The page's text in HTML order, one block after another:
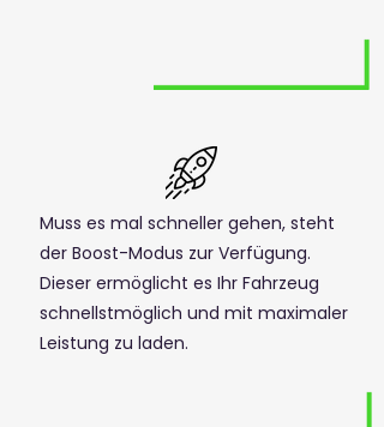
Muss es mal schneller gehen, steht
der Boost-Modus zur Verfügung.
Dieser ermöglicht es Ihr Fahrzeug
schnellstmöglich und mit maximaler
Leistung zu laden.